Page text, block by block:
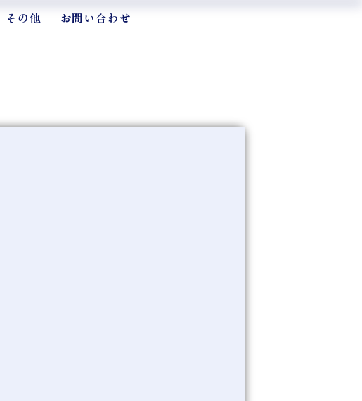
その他 お問い合わせ